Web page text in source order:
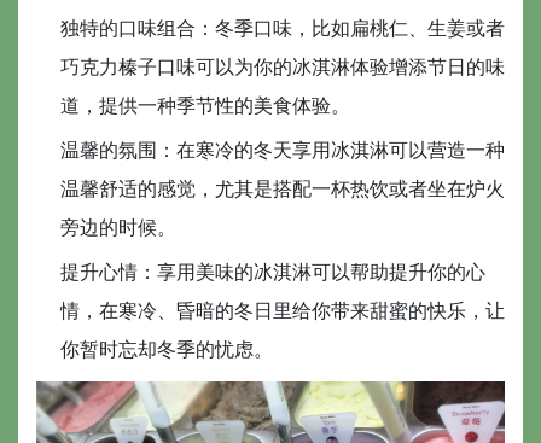
独特的口味组合：冬季口味，比如扁桃仁、生姜或者
巧克力榛子口味可以为你的冰淇淋体验增添节日的味
道，提供一种季节性的美食体验。
温馨的氛围：在寒冷的冬天享用冰淇淋可以营造一种
温馨舒适的感觉，尤其是搭配一杯热饮或者坐在炉火
旁边的时候。
提升心情：享用美味的冰淇淋可以帮助提升你的心
情，在寒冷、昏暗的冬日里给你带来甜蜜的快乐，让
你暂时忘却冬季的忧虑。